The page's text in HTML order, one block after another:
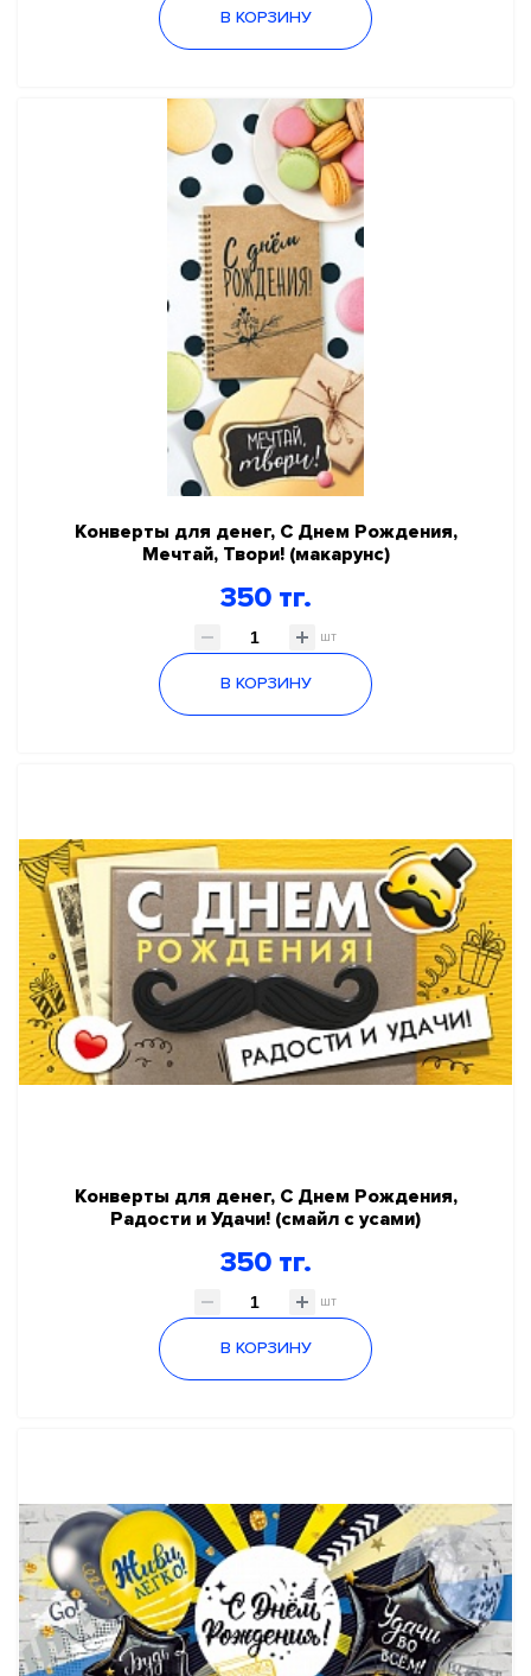
В КОРЗИНУ
Конверты для денег, С Днем Рождения,
Мечтай, Твори! (макарунс)
350 тг.
шт
В КОРЗИНУ
Конверты для денег, С Днем Рождения,
Радости и Удачи! (смайл с усами)
350 тг.
шт
В КОРЗИНУ